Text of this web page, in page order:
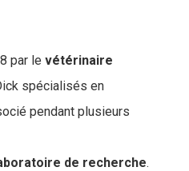
par le vétérinaire
spécialisés en
pendant plusieurs
de recherche.